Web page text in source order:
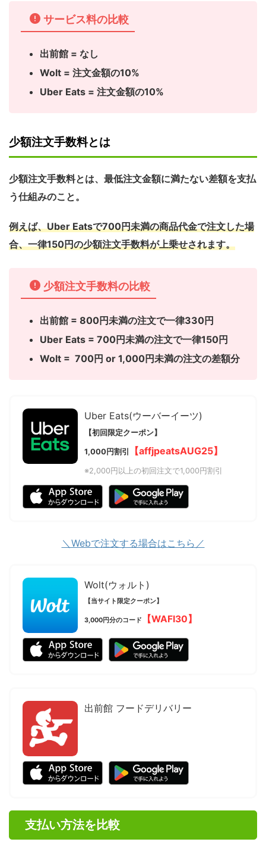
サービス料の比較
出前館 = なし
Wolt = 注文金額の10%
Uber Eats = 注文金額の10%
少額注文手数料とは
少額注文手数料とは、 最低注文金額に満たない差額を支払
う仕組みのこと。
例えば、Uber Eatsで700円未満の商品代金で注文した場
合、一律150円の少額注文手数料が上乗せされます。
少額注文手数料の比較
出前館 = 800円未満の注文で一律330円
Uber Eats = 700円未満の注文で一律150円
Wolt = 700円 or 1,000円未満の注文の差額分
Uber Eats(ウーバーイーツ)
【初回限定クーポン】
1,000円割引 【affjpeatsAUG25】
※2,000円以上の初回注文で1,000円割引
＼Webで注文する場合はこちら／
Wolt(ウォルト)
【当サイト限定クーポン】
3,000円分のコード 【WAFI30】
出前館 フードデリバリー
支払い方法を比較